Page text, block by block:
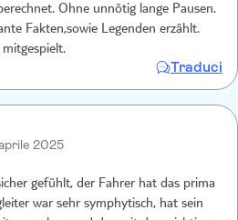
Ohne unnötig lange Pausen.
Fakten,sowie Legenden erzählt.
Traduci
2025
gefühlt, der Fahrer hat das prima
war sehr symphytisch, hat sein